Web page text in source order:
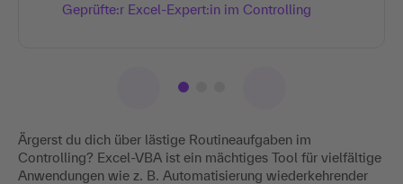
Ärgerst du dich über lästige Routineaufgaben im
Controlling? Excel-VBA ist ein mächtiges Tool für vielfältige
Anwendungen wie z. B. Automatisierung wiederkehrender
Geprüfte:r Excel-Expert:in im Controlling